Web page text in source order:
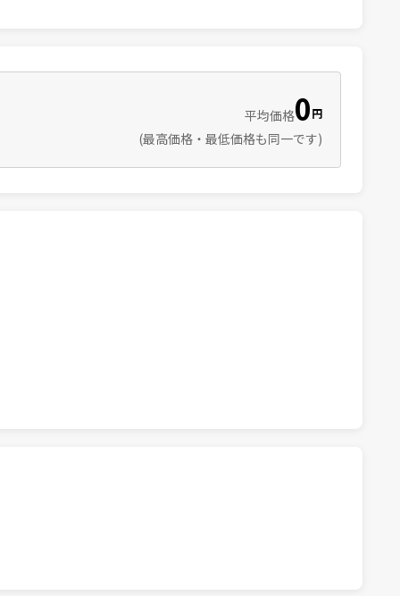
平均価格0円
(最高価格・最低価格も同一です)